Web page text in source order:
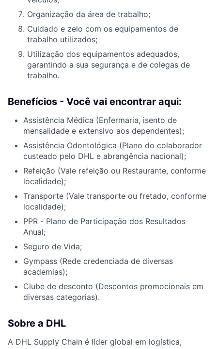
Organização da área de trabalho;
Cuidado e zelo com os equipamentos de
trabalho utilizados;
Utilização dos equipamentos adequados,
garantindo a sua segurança e de colegas de
trabalho.
Benefícios - Você vai encontrar aqui:
Assistência Médica (Enfermaria, isento de
mensalidade e extensivo aos dependentes);
Assistência Odontológica (Plano do colaborador
custeado pelo DHL e abrangência nacional);
Refeição (Vale refeição ou Restaurante, conforme
localidade);
Transporte (Vale transporte ou fretado, conforme
localidade);
PPR - Plano de Participação dos Resultados
Anual;
Seguro de Vida;
Gympass (Rede credenciada de diversas
academias);
Clube de desconto (Descontos promocionais em
diversas categorias).
Sobre a DHL
A DHL Supply Chain é líder global em logística,